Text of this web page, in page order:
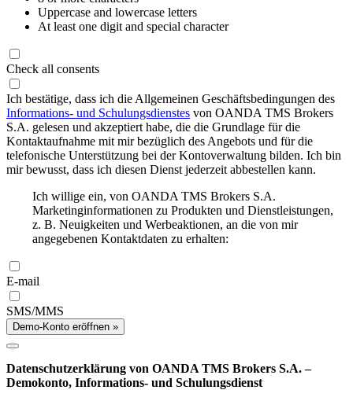
Uppercase and lowercase letters
At least one digit and special character
Check all consents
Ich bestätige, dass ich die Allgemeinen Geschäftsbedingungen des
Informations- und Schulungsdienstes von OANDA TMS Brokers
S.A. gelesen und akzeptiert habe, die die Grundlage für die
Kontaktaufnahme mit mir bezüglich des Angebots und für die
telefonische Unterstützung bei der Kontoverwaltung bilden. Ich bin
mir bewusst, dass ich diesen Dienst jederzeit abbestellen kann.
Ich willige ein, von OANDA TMS Brokers S.A.
Marketinginformationen zu Produkten und Dienstleistungen,
z. B. Neuigkeiten und Werbeaktionen, an die von mir
angegebenen Kontaktdaten zu erhalten:
E-mail
SMS/MMS
Demo-Konto eröffnen »
Datenschutzerklärung von OANDA TMS Brokers S.A. –
Demokonto, Informations- und Schulungsdienst